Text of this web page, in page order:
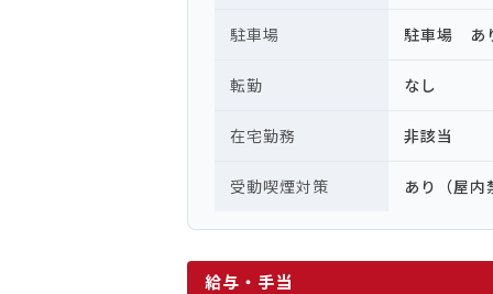
駐車場 駐車場 あ
転勤 なし
在宅勤務 非該当
受動喫煙対策 あり（屋内
給与・手当